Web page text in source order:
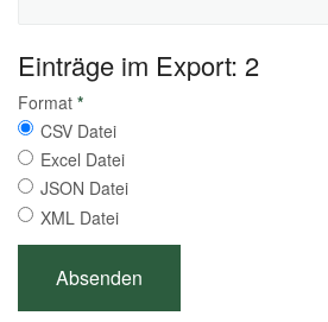
Einträge im Export: 2
Format *
CSV Datei
Excel Datei
JSON Datei
XML Datei